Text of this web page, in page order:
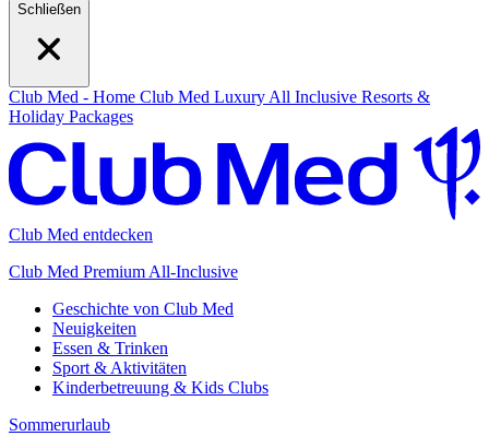
Schließen
Club Med - Home Club Med Luxury All Inclusive Resorts &
Holiday Packages
Club Med entdecken
Club Med Premium All-Inclusive
Geschichte von Club Med
Neuigkeiten
Essen & Trinken
Sport & Aktivitäten
Kinderbetreuung & Kids Clubs
Sommerurlaub